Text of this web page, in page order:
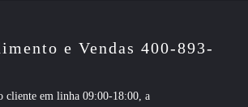
e Vendas 400-893-
cliente em linha 09:00-18:00, a